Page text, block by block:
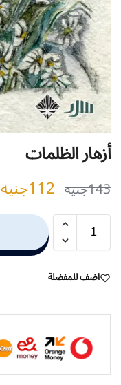
أزهار الظلمات
143جنيه 112جنيه
اضف للمفضلة